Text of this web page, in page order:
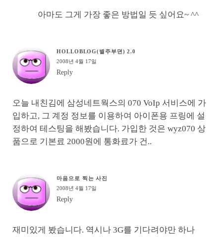
아마도 그게 가장 좋은 방법일 듯 싶어요~ ^^
HOLLOBLOG(별주부뎐) 2.0
2008년 4월 17일
Reply
오늘 내친김에 삼성네트웍스의 070 VoIp 서비스에 가
입하고, 그 계정 정보를 이용하여 아이폰용 프링에 설
정하여 테스팅을 해봤습니다. 가입한 것은 wyz070 상
품으로 기본료 2000원에 통화료가 건..
마음으로 찍는 사진
2008년 4월 17일
Reply
재미있게 봤습니다. 역시나 3G를 기다려야만 하나